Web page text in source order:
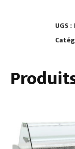
logé
UGS :